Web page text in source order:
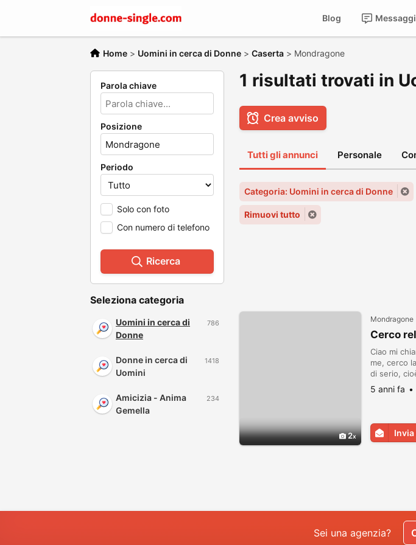
Messaggi
Blog
Home > Uomini in cerca di Donne > Caserta > Mondragone
Parola chiave
Posizione
Periodo
Solo con foto
Con numero di telefono
Ricerca
Seleziona categoria
Uomini in cerca di
Donne
786
Donne in cerca di
Uomini
1418
Amicizia - Anima
Gemella
234
1 risultati trovati in
Crea avviso
Tutti gli annunci Personale
Categoria: Uomini in cerca di Donne
Rimuovi tutto
2
Mondragone
Cerco
Ciao mi
me, cerco
di serio,
volete
5 anni fa
Sei una agenzia?